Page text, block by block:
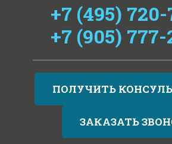
+7 (495)
+7 (905)
ПОЛУЧИТЬ
ЗАКАЗАТЬ